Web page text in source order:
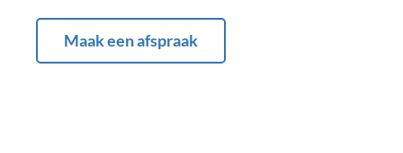
Maak een afspraak